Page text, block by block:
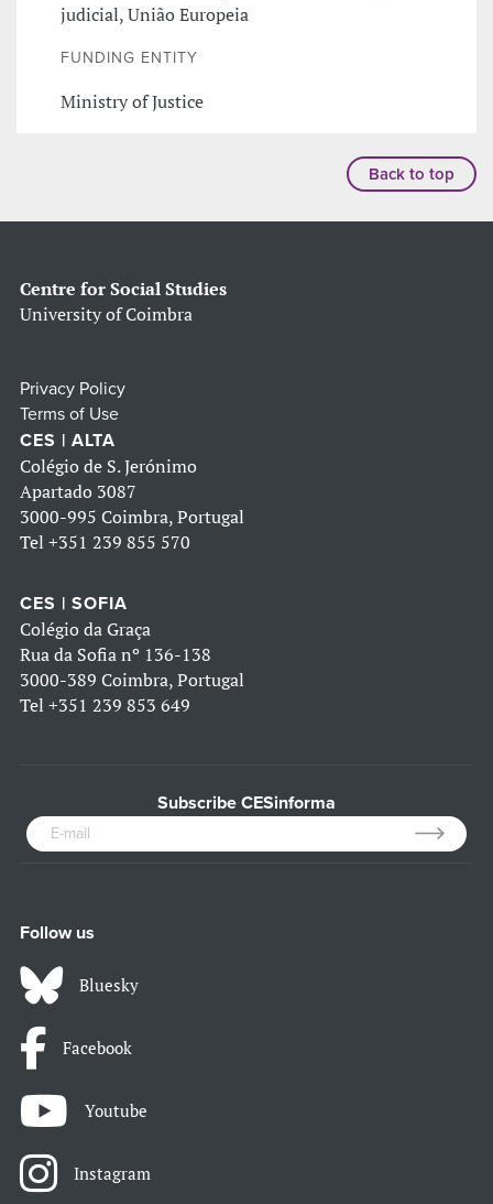
judicial, União Europeia
FUNDING ENTITY
Ministry of Justice
Back to top
Centre for Social Studies
University of Coimbra
Privacy Policy
Terms of Use
CES | ALTA
Colégio de S. Jerónimo
Apartado 3087
3000-995 Coimbra, Portugal
Tel +351 239 855 570
CES | SOFIA
Colégio da Graça
Rua da Sofia nº 136-138
3000-389 Coimbra, Portugal
Tel +351 239 853 649
Subscribe CESinforma
Follow us
Bluesky
Facebook
Youtube
Instagram